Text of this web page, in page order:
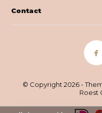
Contact
© Copyright 2026 -
Roest